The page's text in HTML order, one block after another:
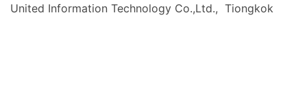
United Information Technology Co.,Ltd., Tiongkok